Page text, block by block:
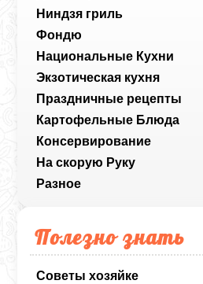
Ниндзя гриль
Фондю
Национальные Кухни
Экзотическая кухня
Праздничные рецепты
Картофельные Блюда
Консервирование
На скорую Руку
Разное
Полезно знать
Советы хозяйке